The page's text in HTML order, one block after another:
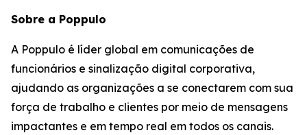
Sobre a Poppulo
A Poppulo é líder global em comunicações de
funcionários e sinalização digital corporativa,
ajudando as organizações a se conectarem com sua
força de trabalho e clientes por meio de mensagens
impactantes e em tempo real em todos os canais.